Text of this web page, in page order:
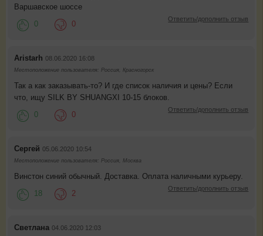
Варшавское шоссе
Ответить/дополнить отзыв
0 0
Aristarh 08.06.2020 16:08
Местоположение пользователя: Россия, Красногорск
Так а как заказывать-то? И где список наличия и цены? Если
что, ищу SILK BY SHUANGXI 10-15 блоков.
Ответить/дополнить отзыв
0 0
Сергей 05.06.2020 10:54
Местоположение пользователя: Россия, Москва
Винстон синий обычный. Доставка. Оплата наличными курьеру.
Ответить/дополнить отзыв
18 2
Светлана 04.06.2020 12:03